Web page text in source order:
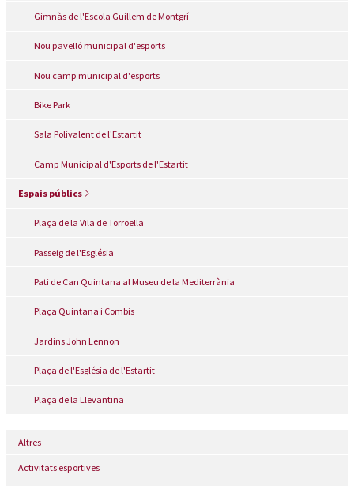
Gimnàs de l'Escola Guillem de Montgrí
Nou pavelló municipal d'esports
Nou camp municipal d'esports
Bike Park
Sala Polivalent de l'Estartit
Camp Municipal d'Esports de l'Estartit
Espais públics
Plaça de la Vila de Torroella
Passeig de l'Església
Pati de Can Quintana al Museu de la Mediterrània
Plaça Quintana i Combis
Jardins John Lennon
Plaça de l'Església de l'Estartit
Plaça de la Llevantina
Altres
Activitats esportives